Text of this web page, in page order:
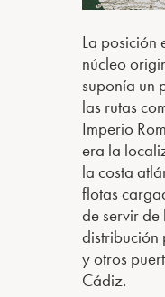
La posición
núcleo
suponía un
las rutas
Imperio
era la
la costa
flotas
de servir
distribución
y otros
Cádiz.